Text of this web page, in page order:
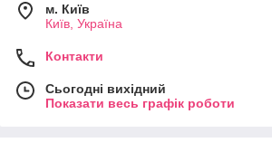
м. Київ
Київ, Україна
Контакти
Сьогодні вихідний
Показати весь графік роботи